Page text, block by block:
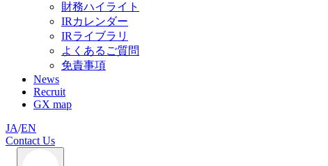
財務ハイライト
IRカレンダー
IRライブラリ
よくあるご質問
免責事項
News
Recruit
GX map
JA/EN
Contact Us